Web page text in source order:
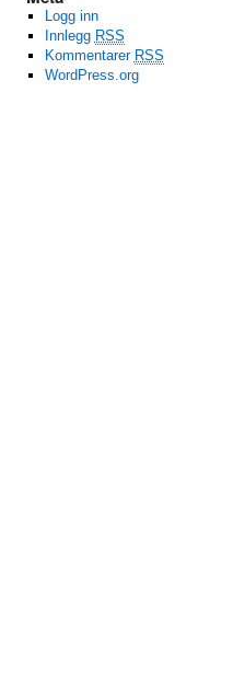
Logg inn
Innlegg RSS
Kommentarer RSS
WordPress.org